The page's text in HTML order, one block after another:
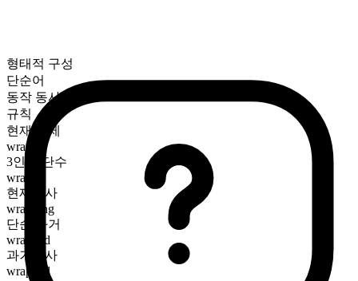
형태적 구성
단순어
동작 동사
규칙
현재 시제
wrap
3인칭 단수
wraps
현재분사
wrapping
단순 과거
wrapped
과거분사
wrapped